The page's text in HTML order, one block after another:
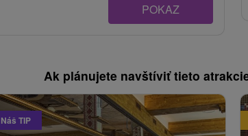
POKAZ
Ak plánujete navštíviť tieto
Náš TIP